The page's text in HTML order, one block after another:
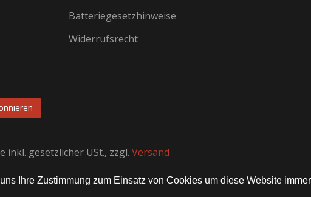
Ihre Zustimmung zum Einsatz von Cookies um diese Website
Batteriegesetzhinweise
Widerrufsrecht
inkl. gesetzlicher USt., zzgl. Versand
Alle Rechte vorbehalten JTL-